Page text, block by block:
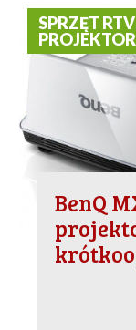
SPRZĘT
BenQ